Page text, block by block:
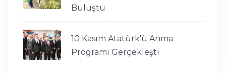
Buluştu
10 Kasım Atatürk'ü Anma
Programı Gerçekleşti